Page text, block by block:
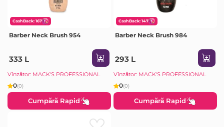
CashBack: 167
Barber Neck Brush 954
333 L
Vînzător: MACK'S PROFESSIONAL
0(0)
Cumpără Rapid
CashBack: 147
Barber Neck Brush 984
293 L
Vînzător: MACK'S PROFESSIONAL
0(0)
Cumpără Rapid